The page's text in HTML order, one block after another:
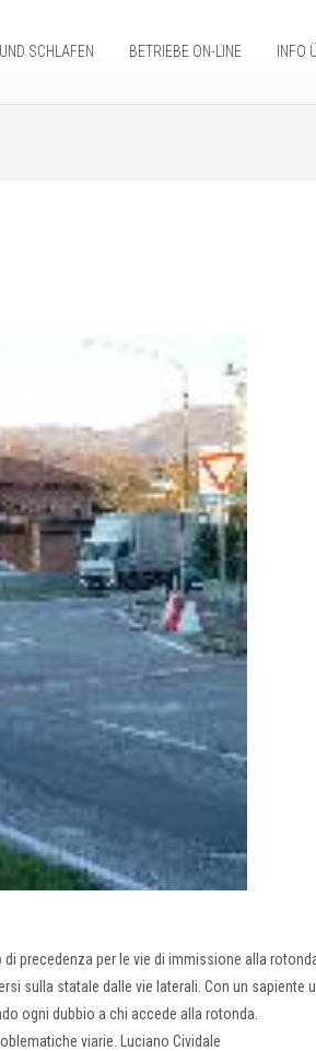
SCHLAFEN BETRIEBE ON-LINE INFO
precedenza per le vie di immissione alla
sulla statale dalle vie laterali. Con un sapiente
ogni dubbio a chi accede alla rotonda.
viarie. Luciano Cividale